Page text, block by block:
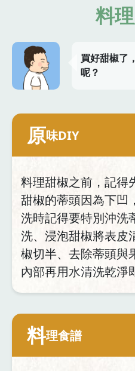
料
買好甜椒了
呢？
原味DIY
料理甜椒之前，記得
甜椒的蒂頭因為下凹
洗時記得要特別沖洗
洗、浸泡甜椒將表皮
椒切半、去除蒂頭與
內部再用水清洗乾淨
料理食譜